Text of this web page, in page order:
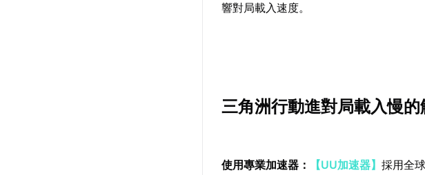
響對局載入速度。
三角洲行動進對局載入慢
使用專業加速器： 【UU加速器】採用全